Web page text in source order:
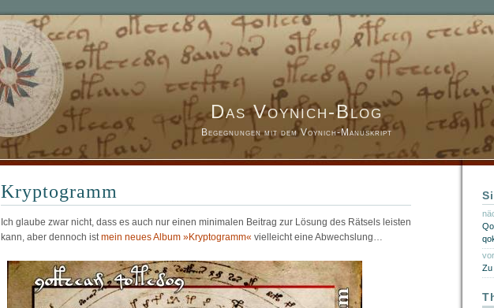
Das Voynich-Blog
Begegnungen mit dem Voynich-Manuskript
Kryptogramm
Ich glaube zwar nicht, dass es auch nur einen minimalen Beitrag zur Lösung des Rätsels leisten
kann, aber dennoch istmein neues Album »Kryptogramm« vielleicht eine Abwechslung…
Zu